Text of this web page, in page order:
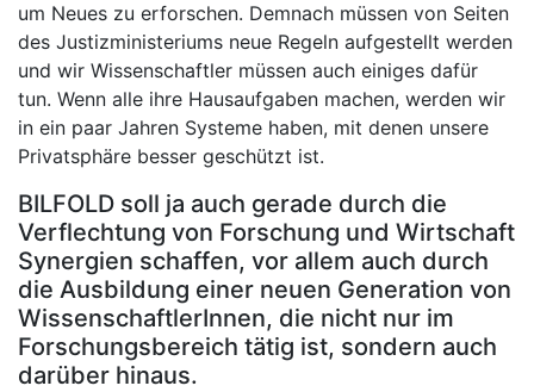
um Neues zu erforschen. Demnach müssen von Seiten
des Justizministeriums neue Regeln aufgestellt werden
und wir Wissenschaftler müssen auch einiges dafür
tun. Wenn alle ihre Hausaufgaben machen, werden wir
in ein paar Jahren Systeme haben, mit denen unsere
Privatsphäre besser geschützt ist.
BILFOLD soll ja auch gerade durch die
Verflechtung von Forschung und Wirtschaft
Synergien schaffen, vor allem auch durch
die Ausbildung einer neuen Generation von
WissenschaftlerInnen, die nicht nur im
Forschungsbereich tätig ist, sondern auch
darüber hinaus.